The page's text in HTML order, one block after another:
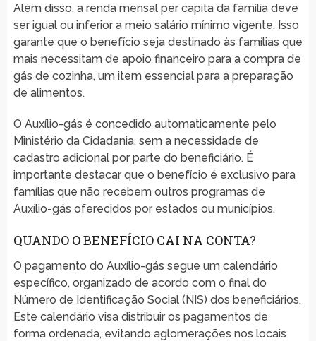
Além disso, a renda mensal per capita da família deve
ser igual ou inferior a meio salário mínimo vigente. Isso
garante que o benefício seja destinado às famílias que
mais necessitam de apoio financeiro para a compra de
gás de cozinha, um item essencial para a preparação
de alimentos.
O Auxílio-gás é concedido automaticamente pelo
Ministério da Cidadania, sem a necessidade de
cadastro adicional por parte do beneficiário. É
importante destacar que o benefício é exclusivo para
famílias que não recebem outros programas de
Auxílio-gás oferecidos por estados ou municípios.
QUANDO O BENEFÍCIO CAI NA CONTA?
O pagamento do Auxílio-gás segue um calendário
específico, organizado de acordo com o final do
Número de Identificação Social (NIS) dos beneficiários.
Este calendário visa distribuir os pagamentos de
forma ordenada, evitando aglomerações nos locais